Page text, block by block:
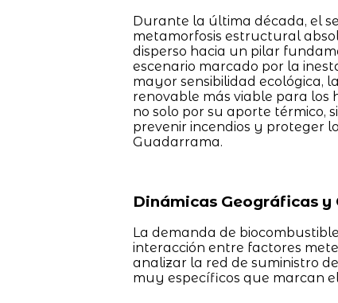
Durante la última década, el
metamorfosis estructural
disperso hacia un pilar
escenario marcado por la
mayor sensibilidad ecológica,
renovable más viable para los
no solo por su aporte térmico,
prevenir incendios y proteger
Guadarrama.
Dinámicas Geográficas
La demanda de
interacción entre factores
analizar la red de suministro
muy específicos que marcan